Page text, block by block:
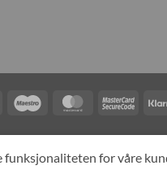
Maestro MasterCard
OSS OM OSS
for våre